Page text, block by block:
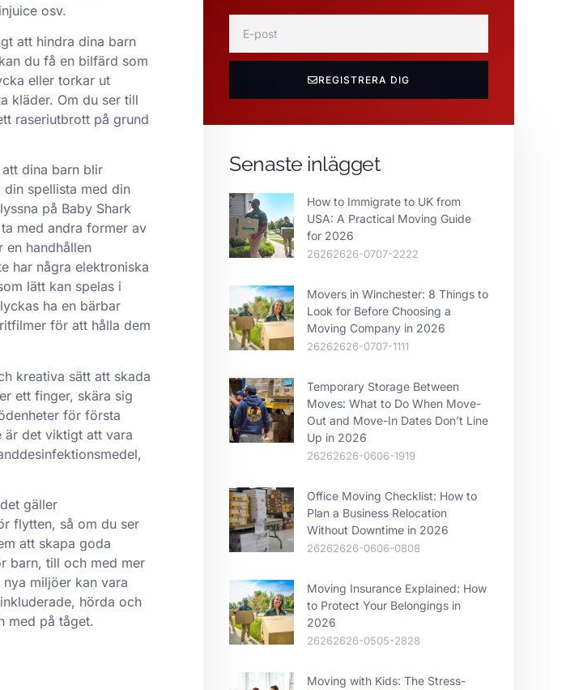
osv.
att hindra dina barn
du få en bilfärd som
eller torkar ut
kläder. Om du ser till
raseriutbrott på grund
dina barn blir
spellista med din
på Baby Shark
med andra former av
en handhållen
har några elektroniska
lätt kan spelas i
ha en bärbar
för att hålla dem
kreativa sätt att skada
ett finger, skära sig
för första
är det viktigt att vara
gäller
flytten, så om du ser
att skapa goda
barn, till och med mer
miljöer kan vara
hörda och
med på tåget.
REGISTRERA DIG
Senaste inlägget
How to Immigrate to UK from
USA: A Practical Moving Guide
for 2026
26262626-0707-2222
Movers in Winchester: 8 Things to
Look for Before Choosing a
Moving Company in 2026
26262626-0707-1111
Temporary Storage Between
Moves: What to Do When Move-
Out and Move-In Dates Don’t Line
Up in 2026
26262626-0606-1919
Office Moving Checklist: How to
Plan a Business Relocation
Without Downtime in 2026
26262626-0606-0808
Moving Insurance Explained: How
to Protect Your Belongings in
2026
26262626-0505-2828
Moving with Kids: The Stress-